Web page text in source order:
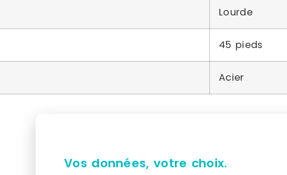
Lourde
45 pieds
Acier
À propos de SETAM E2
Vos données, votre choix.